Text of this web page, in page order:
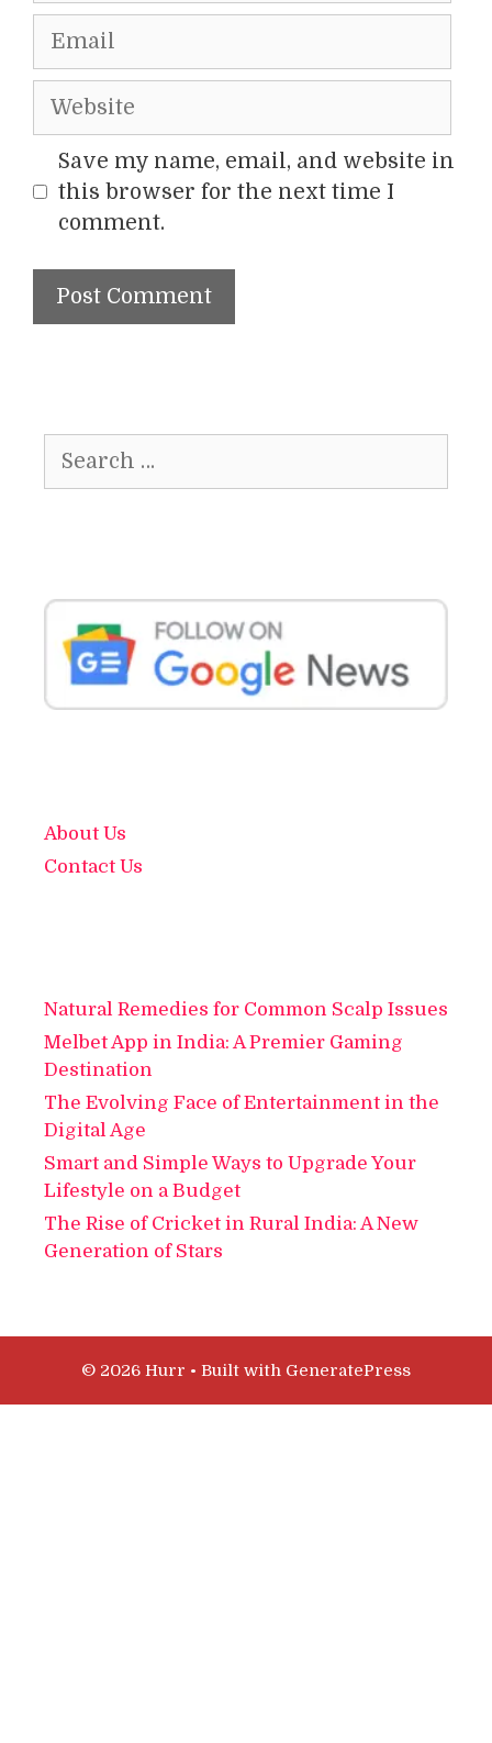
Email
Website
Save my name, email, and website in
this browser for the next time I
comment.
for:
About Us
Contact Us
Natural Remedies for Common Scalp Issues
Melbet App in India: A Premier Gaming
Destination
The Evolving Face of Entertainment in the
Digital Age
Smart and Simple Ways to Upgrade Your
Lifestyle on a Budget
The Rise of Cricket in Rural India: A New
Generation of Stars
© 2026 Hurr • Built with GeneratePress